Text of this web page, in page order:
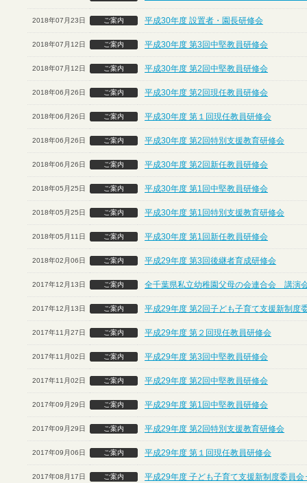
2018年07月23日 ご案内 平成30年度 設置者・園長研修会
2018年07月12日 ご案内 平成30年度 第3回中堅教員研修会
2018年07月12日 ご案内 平成30年度 第2回中堅教員研修会
2018年06月26日 ご案内 平成30年度 第2回現任教員研修会
2018年06月26日 ご案内 平成30年度 第１回現任教員研修会
2018年06月26日 ご案内 平成30年度 第2回特別支援教育研修会
2018年06月26日 ご案内 平成30年度 第2回新任教員研修会
2018年05月25日 ご案内 平成30年度 第1回中堅教員研修会
2018年05月25日 ご案内 平成30年度 第1回特別支援教育研修会
2018年05月11日 ご案内 平成30年度 第1回新任教員研修会
2018年02月06日 ご案内 平成29年度 第3回後継者育成研修会
2017年12月13日 ご案内 全千葉県私立幼稚園父母の会連合会 講演
2017年12月13日 ご案内 平成29年度 第2回子ども子育て支援新制度
2017年11月27日 ご案内 平成29年度 第２回現任教員研修会
2017年11月02日 ご案内 平成29年度 第3回中堅教員研修会
2017年11月02日 ご案内 平成29年度 第2回中堅教員研修会
2017年09月29日 ご案内 平成29年度 第1回中堅教員研修会
2017年09月29日 ご案内 平成29年度 第2回特別支援教育研修会
2017年09月06日 ご案内 平成29年度 第１回現任教員研修会
2017年08月17日 ご案内 平成29年度 子ども子育て支援新制度委員会